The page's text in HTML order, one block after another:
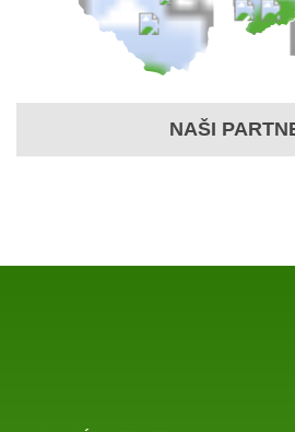
NAŠI